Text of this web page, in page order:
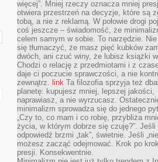
więcej”. Mniej rzeczy oznacza mniej
otwiera przestrzeń na decyzje, które są
tobą, a nie z reklamą. W połowie drogi
coś jeszcze – świadomość, że
celem samym w sobie. To narzędzie.
się tłumaczyć, że masz pięć kubków
dwóch, ani czuć winy, że lubisz książki
Chodzi o relację z przedmiotami i z
daje ci poczucie sprawczości, a nie
zewnątrz. link Ta filozofia sprzyja też
planetę: kupujesz mniej, lepszej jakości,
naprawiasz, a nie wyrzucasz.
minimalizm sprowadza się do jednego
„Czy to, co mam i co robię, przybliża
życia, w którym dobrze się czuję?”. Jeśli
odpowiedź brzmi „tak”, świetnie. Jeśli
możesz zacząć odejmować. Krok po
presji. Konsekwentnie.